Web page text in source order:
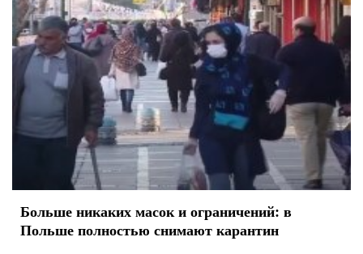
Больше никаких масок и ограничений: в
Польше полностью снимают карантин